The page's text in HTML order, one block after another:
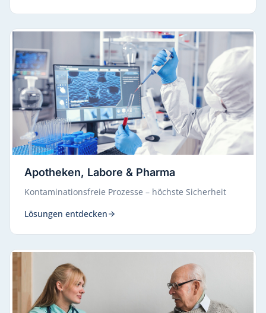
Apotheken, Labore & Pharma
Kontaminationsfreie Prozesse – höchste Sicherheit
Lösungen entdecken